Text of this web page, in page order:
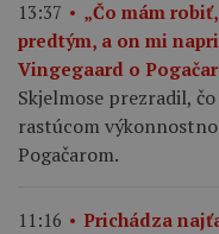
13:37
„Čo mám
predtým, a on mi
Vingegaard o
Skjelmose prezradil,
rastúcom
Pogačarom.
11:16
Prichádza